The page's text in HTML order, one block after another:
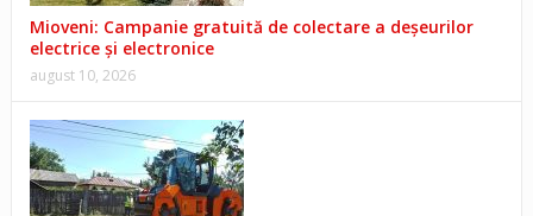
Mioveni: Campanie gratuită de colectare a deșeurilor
electrice și electronice
august 10, 2026